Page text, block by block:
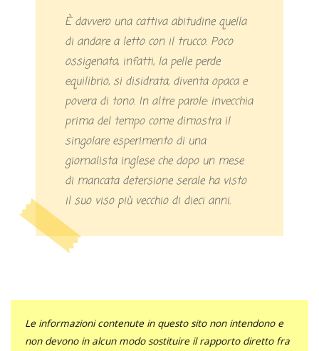
È davvero una cattiva abitudine quella
di andare a letto con il trucco. Poco
ossigenata, infatti, la pelle perde
equilibrio, si disidrata, diventa opaca e
povera di tono. In altre parole: invecchia
prima del tempo come dimostra il
singolare esperimento di una
giornalista inglese che dopo un mese
di mancata detersione serale ha visto
il suo viso più vecchio di dieci anni.
Le informazioni contenute in questo sito non intendono e
non devono in alcun modo sostituire il rapporto diretto fra